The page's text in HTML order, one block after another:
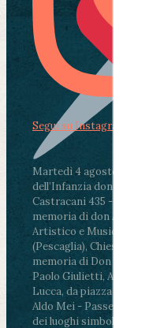
Martedì 4 agosto2026
dell’Infanzia don Aldo Mei
Castracani 435 -
memoria di don Aldo Mei
Artistico e Musicale
(Pescaglia), Chiesa
memoria di Don Aldo Mei
Paolo Giulietti,
Lucca, da piazza San
Aldo Mei - Passeggiata
dei luoghi simbolo della
Segui su Instagram